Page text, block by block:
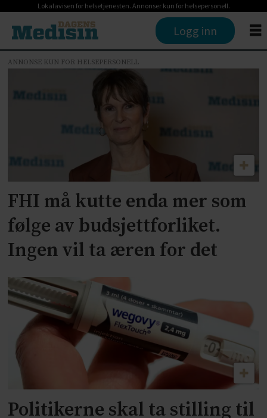
Lokalavisen for helsetjenesten. Annonser kun for helsepersonell.
Logg inn
Tag:
senterpartiet
ANNONSE KUN FOR HELSEPERSONELL
FHI må kutte enda mer som
følge av budsjettforliket.
Ingen vil ta æren for det
Politikerne skal ta stilling til